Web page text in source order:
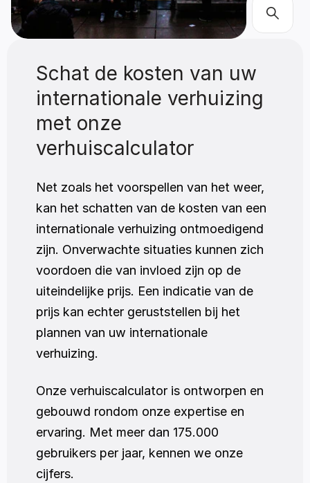
Schat de kosten van uw
internationale verhuizing
met onze
verhuiscalculator
Net zoals het voorspellen van het weer,
kan het schatten van de kosten van een
internationale verhuizing ontmoedigend
zijn. Onverwachte situaties kunnen zich
voordoen die van invloed zijn op de
uiteindelijke prijs. Een indicatie van de
prijs kan echter geruststellen bij het
plannen van uw internationale
verhuizing.
Onze verhuiscalculator is ontworpen en
gebouwd rondom onze expertise en
ervaring. Met meer dan 175.000
gebruikers per jaar, kennen we onze
cijfers.